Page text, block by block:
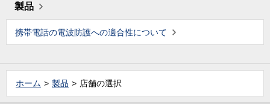
製品
携帯電話の電波防護への適合性について
ホーム 製品 店舗の選択